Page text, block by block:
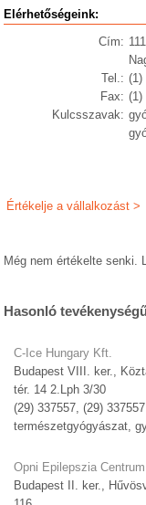
Elérhetőségeink:
Cím:
Tel.: (1)
Fax: (1)
Kulcsszavak:
Értékelje a vállalkozást >
Még nem értékelte senki.
Hasonló
C-Ice Hungary Kft.
Budapest VIII. ker.,
tér. 14 2.Lph 3/30
(29) 337557, (29) 337557
természetgyógyászat,
Opni Epilepszia Centrum
Budapest II. ker.,